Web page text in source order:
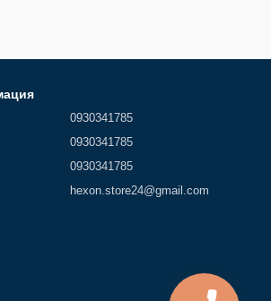
0930341785
0930341785
0930341785
hexon.store24@gmail.com